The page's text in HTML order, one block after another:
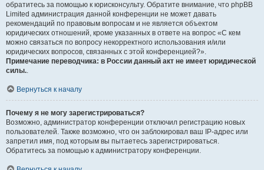
обратитесь за помощью к юрисконсульту. Обратите внимание, что phpBB
Limited администрация данной конференции не может давать
рекомендаций по правовым вопросам и не является объектом
юридических отношений, кроме указанных в ответе на вопрос «С кем
можно связаться по вопросу некорректного использования и/или
юридических вопросов, связанных с этой конференцией?».
Примечание переводчика: в России данный акт не имеет юридической
силы..
Вернуться к началу
Почему я не могу зарегистрироваться?
Возможно, администратор конференции отключил регистрацию новых
пользователей. Также возможно, что он заблокировал ваш IP-адрес или
запретил имя, под которым вы пытаетесь зарегистрироваться.
Обратитесь за помощью к администратору конференции.